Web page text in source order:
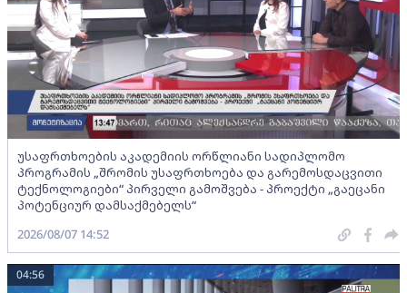
უსაფრთხოების აკადემიის ორწლიანი სადიპლომო
პროგრამის „შრომის უსაფრთხოება და გარემოსდაცვითი
ტექნოლოგიები“ პირველი გამოშვება - პროექტი „გაეცანი
პოტენციურ დამსაქმებელს“
2026/08/07 14:52
04:56